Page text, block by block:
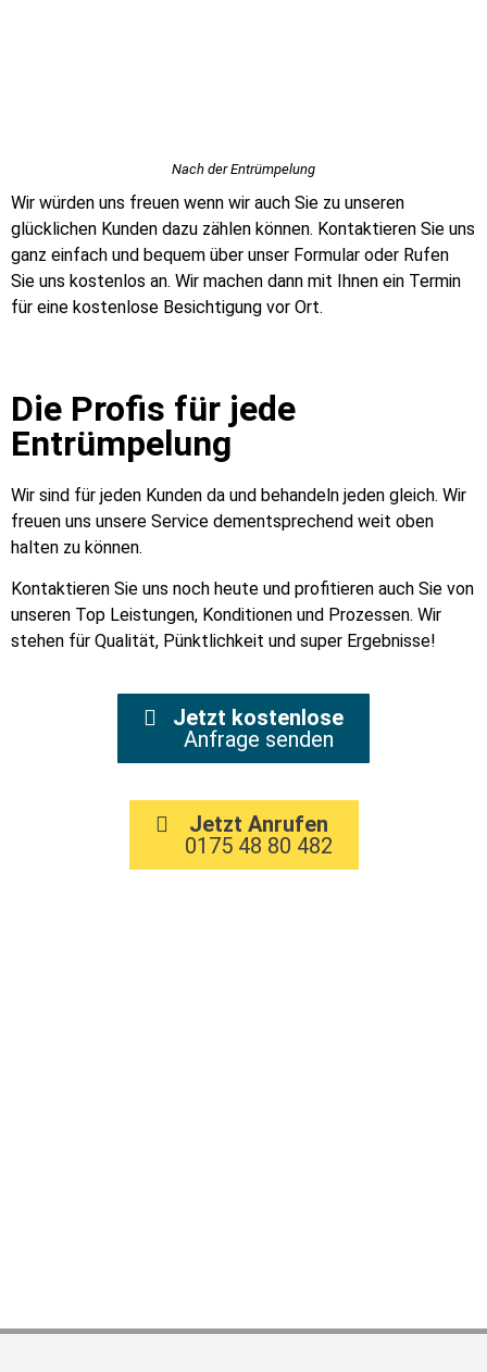
Nach der Entrümpelung
Wir würden uns freuen wenn wir auch Sie zu unseren
glücklichen Kunden dazu zählen können. Kontaktieren Sie uns
ganz einfach und bequem über unser Formular oder Rufen
Sie uns kostenlos an. Wir machen dann mit Ihnen ein Termin
für eine kostenlose Besichtigung vor Ort.
Die Profis für jede
Entrümpelung
Wir sind für jeden Kunden da und behandeln jeden gleich. Wir
freuen uns unsere Service dementsprechend weit oben
halten zu können.
Kontaktieren Sie uns noch heute und profitieren auch Sie von
unseren Top Leistungen, Konditionen und Prozessen. Wir
stehen für Qualität, Pünktlichkeit und super Ergebnisse!
Jetzt kostenlose
Anfrage senden
Jetzt Anrufen
0175 48 80 482